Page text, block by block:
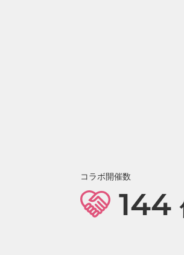
コラボ開催数
144